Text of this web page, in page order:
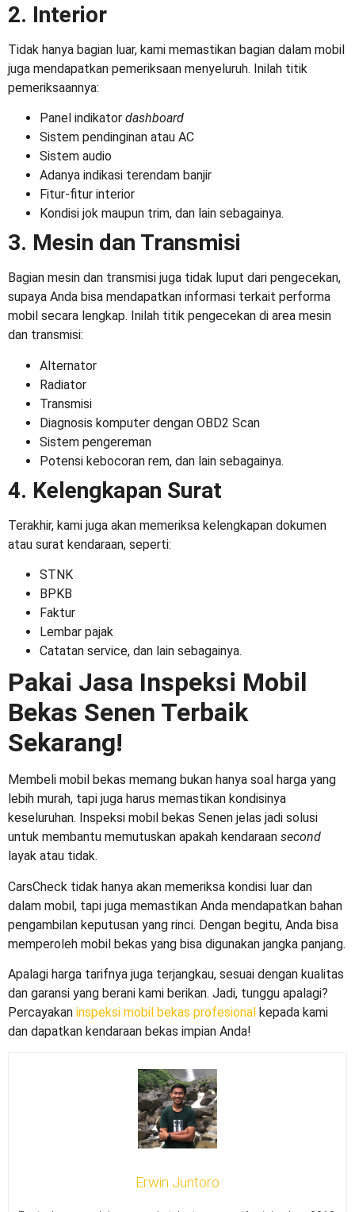
2. Interior
Tidak hanya bagian luar, kami memastikan bagian dalam mobil
juga mendapatkan pemeriksaan menyeluruh. Inilah titik
pemeriksaannya:
Panel indikator dashboard
Sistem pendinginan atau AC
Sistem audio
Adanya indikasi terendam banjir
Fitur-fitur interior
Kondisi jok maupun trim, dan lain sebagainya.
3. Mesin dan Transmisi
Bagian mesin dan transmisi juga tidak luput dari pengecekan,
supaya Anda bisa mendapatkan informasi terkait performa
mobil secara lengkap. Inilah titik pengecekan di area mesin
dan transmisi:
Alternator
Radiator
Transmisi
Diagnosis komputer dengan OBD2 Scan
Sistem pengereman
Potensi kebocoran rem, dan lain sebagainya.
4. Kelengkapan Surat
Terakhir, kami juga akan memeriksa kelengkapan dokumen
atau surat kendaraan, seperti:
STNK
BPKB
Faktur
Lembar pajak
Catatan service, dan lain sebagainya.
Pakai Jasa Inspeksi Mobil
Bekas Senen Terbaik
Sekarang!
Membeli mobil bekas memang bukan hanya soal harga yang
lebih murah, tapi juga harus memastikan kondisinya
keseluruhan. Inspeksi mobil bekas Senen jelas jadi solusi
untuk membantu memutuskan apakah kendaraan second
layak atau tidak.
CarsCheck tidak hanya akan memeriksa kondisi luar dan
dalam mobil, tapi juga memastikan Anda mendapatkan bahan
pengambilan keputusan yang rinci. Dengan begitu, Anda bisa
memperoleh mobil bekas yang bisa digunakan jangka panjang.
Apalagi harga tarifnya juga terjangkau, sesuai dengan kualitas
dan garansi yang berani kami berikan. Jadi, tunggu apalagi?
Percayakan inspeksi mobil bekas profesional kepada kami
dan dapatkan kendaraan bekas impian Anda!
Erwin Juntoro